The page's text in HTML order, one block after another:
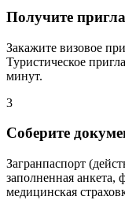
Получите
Закажите визовое
Туристическое
минут.
3
Соберите
Загранпаспорт
заполненная анкета,
медицинская